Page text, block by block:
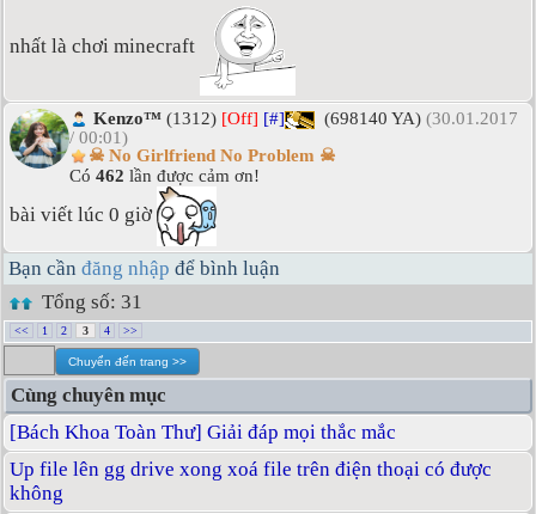
nhất là chơi minecraft
Kenzo™ (1312) [Off] [#] (698140 YA) (30.01.2017
/ 00:01)
☠ No Girlfriend No Problem ☠
Có 462 lần được cảm ơn!
bài viết lúc 0 giờ
Bạn cần đăng nhập để bình luận
Tổng số: 31
<< 1 2 3 4 >>
Cùng chuyên mục
[Bách Khoa Toàn Thư] Giải đáp mọi thắc mắc
Up file lên gg drive xong xoá file trên điện thoại có được
không